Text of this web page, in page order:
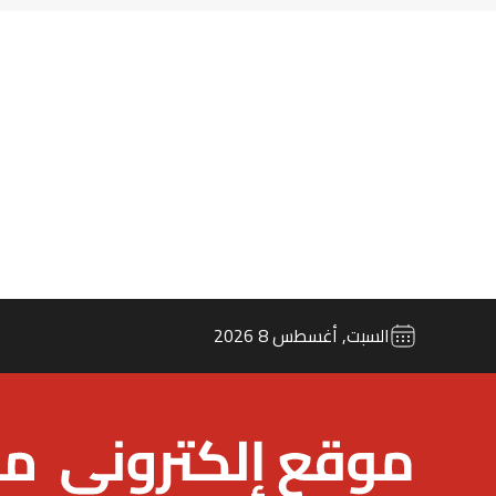
السبت, أغسطس 8 2026